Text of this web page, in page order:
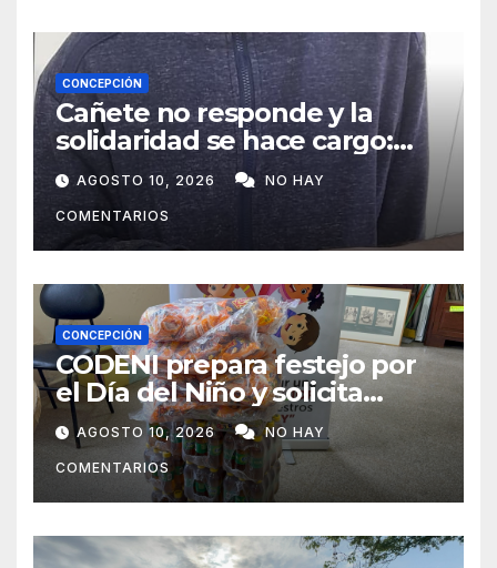
CONCEPCIÓN
Cañete no responde y la
solidaridad se hace cargo:
Félix recibirá ayuda durante
todo el año
AGOSTO 10, 2026 NO HAY
COMENTARIOS
CONCEPCIÓN
CODENI prepara festejo por
el Día del Niño y solicita
apoyo para llegar a 300
chicos
AGOSTO 10, 2026 NO HAY
COMENTARIOS